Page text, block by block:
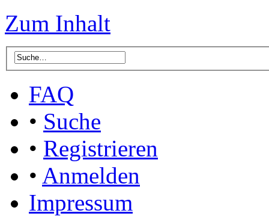
Zum Inhalt
FAQ
• Suche
• Registrieren
• Anmelden
Impressum